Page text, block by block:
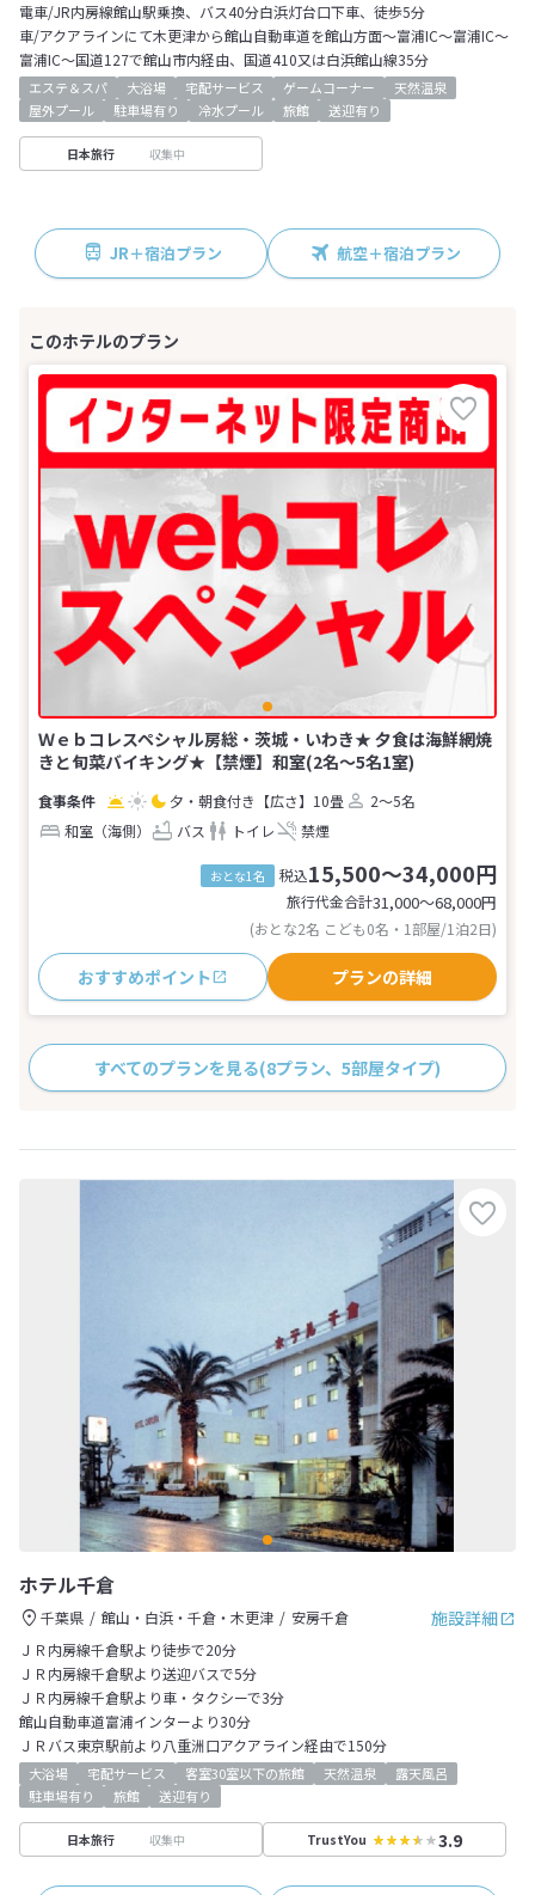
電車/JR内房線館山駅乗換、バス40分白浜灯台口下車、徒歩5分
車/アクアラインにて木更津から館山自動車道を館山方面～富浦IC～富浦IC～
富浦IC～国道127で館山市内経由、国道410又は白浜館山線35分
エステ＆スパ 大浴場 宅配サービス ゲームコーナー
天然温泉
屋外プール
駐車場有り 冷水プール 旅館 送迎有り
日本旅行 収集中
JR＋宿泊プラン 航空＋宿泊プラン
Ｗｅｂコレスペシャル房総・茨城・いわき★ 夕食は海鮮網焼
きと旬菜バイキング★【禁煙】和室(2名～5名1室)
夕・朝食付き 【広さ】10畳
2～5名
和室（海側）
バス トイレ 禁煙
おとな1名 税込15,500～34,000円
旅行代金合計31,000〜68,000円
(おとな2名 こども0名・1部屋/1泊2日)
おすすめポイント プランの詳細
すべてのプランを見る(8プラン、5部屋タイプ)
ホテル千倉
施設詳細
千葉県 館山・白浜・千倉・木更津
安房千倉
ＪＲ内房線千倉駅より徒歩で20分
ＪＲ内房線千倉駅より送迎バスで5分
ＪＲ内房線千倉駅より車・タクシーで3分
館山自動車道富浦インターより30分
ＪＲバス東京駅前より八重洲口アクアライン経由で150分
大浴場 宅配サービス 客室30室以下の旅館 天然温泉
露天風呂
駐車場有り
旅館 送迎有り
日本旅行 収集中 TrustYou 3.9